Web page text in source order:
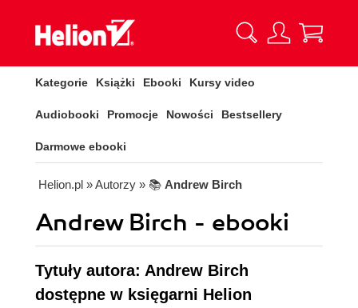
Kategorie Książki Ebooki Kursy video
Audiobooki Promocje Nowości Bestsellery
Darmowe ebooki
Helion.pl » Autorzy » 📚 Andrew Birch
Andrew Birch - ebooki
Tytuły autora: Andrew Birch
dostępne w księgarni Helion